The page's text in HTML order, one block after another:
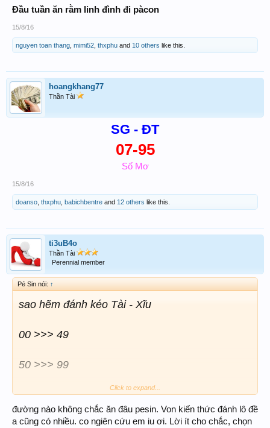
Đầu tuần ăn rằm linh đình đi pàcon
15/8/16
nguyen toan thang mimi52 thxphu and 10 others like this.
hoangkhang77
Thần Tài
SG - ĐT
07-95
Số Mơ
15/8/16
doanso thxphu babichbentre and 12 others like this.
ti3uB4o
Thần Tài
Perennial member
Pé Sin nói: ↑
sao hẽm đánh kéo Tài - Xĩu
00 >>> 49
50 >>> 99
chỉ có 50 con thui - e thấy pp này cũng ổn mà
Click to expand...
đường nào không chắc ăn đâu pesin. Von kiến thức đánh lô đề
a cũng có nhiều. co ngiên cứu em iu ơi. Lời ít cho chắc, chọn